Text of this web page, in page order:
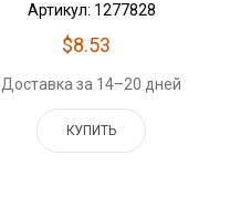
Артикул: 1277828
$8.53
Доставка за 14–20 дней
КУПИТЬ